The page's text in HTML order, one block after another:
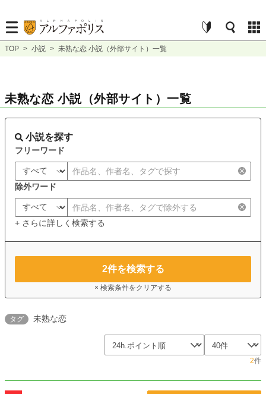
TOP > 小説 > 未熟な恋 小説（外部サイト）一覧
未熟な恋 小説（外部サイト）一覧
小説を探す
フリーワード
除外ワード
+ さらに詳しく検索する
2件を検索する
× 検索条件をクリアする
タグ 未熟な恋
2件